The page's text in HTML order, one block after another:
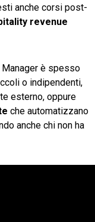
anche corsi post-
revenue
è spesso
o indipendenti,
esterno, oppure
che automatizzano
anche chi non ha